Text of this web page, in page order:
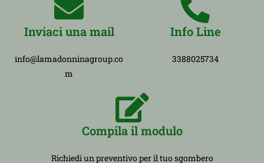
Inviaci una mail
info@lamadonninagroup.co
m
Info Line
3388025734
Compila il modulo
Richiedi un preventivo per il tuo sgombero